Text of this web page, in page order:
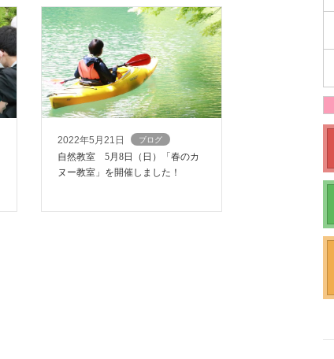
2022年5月21日 ブログ
自然教室 5月8日（日）「春のカ
ヌー教室」を開催しました！